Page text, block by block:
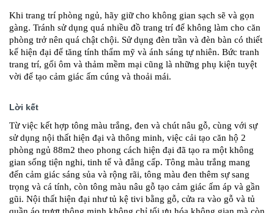
Khi trang trí phòng ngủ, hãy giữ cho không gian sạch sẽ và gọn
gàng. Tránh sử dụng quá nhiều đồ trang trí để không làm cho căn
phòng trở nên quá chật chội. Sử dụng đèn trần và đèn bàn có thiết
kế hiện đại để tăng tính thẩm mỹ và ánh sáng tự nhiên. Bức tranh
trang trí, gối ôm và thảm mềm mại cũng là những phụ kiện tuyệt
vời để tạo cảm giác ấm cúng và thoải mái.
Lời kết
Từ việc kết hợp tông màu trắng, đen và chút nâu gỗ, cùng với sự
sử dụng nội thất hiện đại và thông minh, việc cải tạo căn hộ 2
phòng ngủ 88m2 theo phong cách hiện đại đã tạo ra một không
gian sống tiện nghi, tinh tế và đẳng cấp. Tông màu trắng mang
đến cảm giác sáng sủa và rộng rãi, tông màu đen thêm sự sang
trọng và cá tính, còn tông màu nâu gỗ tạo cảm giác ấm áp và gần
gũi. Nội thất hiện đại như tủ kệ tivi bằng gỗ, cửa ra vào gỗ và tủ